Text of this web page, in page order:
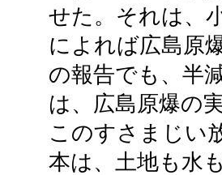
せた。それは、
によれば広島原
の報告でも、半
は、広島原爆の
このすさまじい
本は、土地も水